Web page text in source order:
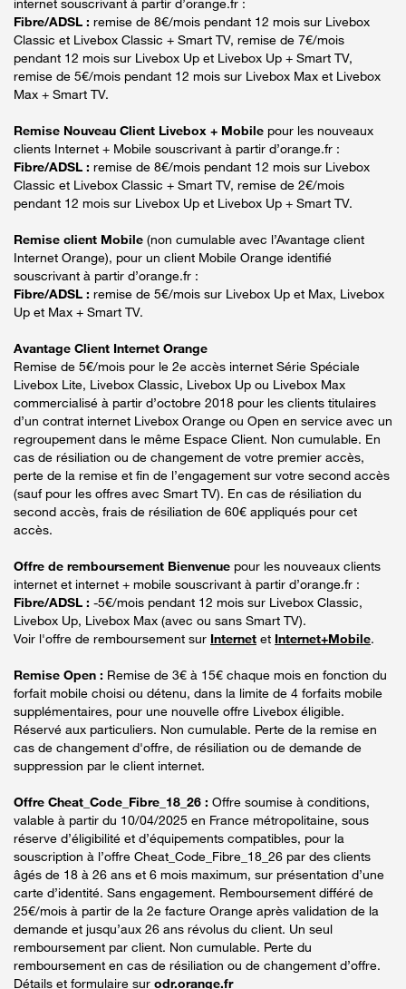
Fibre/ADSL : remise de 8€/mois pendant 12 mois sur Livebox
Classic et Livebox Classic + Smart TV, remise de 7€/mois
pendant 12 mois sur Livebox Up et Livebox Up + Smart TV,
remise de 5€/mois pendant 12 mois sur Livebox Max et Livebox
Max + Smart TV.
Remise Nouveau Client Livebox + Mobile pour les nouveaux
clients Internet + Mobile souscrivant à partir d’orange.fr :
Fibre/ADSL : remise de 8€/mois pendant 12 mois sur Livebox
Classic et Livebox Classic + Smart TV, remise de 2€/mois
pendant 12 mois sur Livebox Up et Livebox Up + Smart TV.
Remise client Mobile (non cumulable avec l’Avantage client
Internet Orange), pour un client Mobile Orange identifié
souscrivant à partir d’orange.fr :
Fibre/ADSL : remise de 5€/mois sur Livebox Up et Max, Livebox
Up et Max + Smart TV.
Avantage Client Internet Orange
Remise de 5€/mois pour le 2e accès internet Série Spéciale
Livebox Lite, Livebox Classic, Livebox Up ou Livebox Max
commercialisé à partir d’octobre 2018 pour les clients titulaires
d’un contrat internet Livebox Orange ou Open en service avec un
regroupement dans le même Espace Client. Non cumulable. En
cas de résiliation ou de changement de votre premier accès,
perte de la remise et fin de l’engagement sur votre second accès
(sauf pour les offres avec Smart TV). En cas de résiliation du
second accès, frais de résiliation de 60€ appliqués pour cet
accès.
Offre de remboursement Bienvenue pour les nouveaux clients
internet et internet + mobile souscrivant à partir d’orange.fr :
Fibre/ADSL : -5€/mois pendant 12 mois sur Livebox Classic,
Livebox Up, Livebox Max (avec ou sans Smart TV).
Voir l'offre de remboursement sur Internet et Internet+Mobile.
Remise Open : Remise de 3€ à 15€ chaque mois en fonction du
forfait mobile choisi ou détenu, dans la limite de 4 forfaits mobile
supplémentaires, pour une nouvelle offre Livebox éligible.
Réservé aux particuliers. Non cumulable. Perte de la remise en
cas de changement d'offre, de résiliation ou de demande de
suppression par le client internet.
Offre Cheat_Code_Fibre_18_26 : Offre soumise à conditions,
valable à partir du 10/04/2025 en France métropolitaine, sous
réserve d’éligibilité et d’équipements compatibles, pour la
souscription à l’offre Cheat_Code_Fibre_18_26 par des clients
âgés de 18 à 26 ans et 6 mois maximum, sur présentation d’une
carte d’identité. Sans engagement. Remboursement différé de
25€/mois à partir de la 2e facture Orange après validation de la
demande et jusqu’aux 26 ans révolus du client. Un seul
remboursement par client. Non cumulable. Perte du
remboursement en cas de résiliation ou de changement d’offre.
Détails et formulaire sur odr.orange.fr